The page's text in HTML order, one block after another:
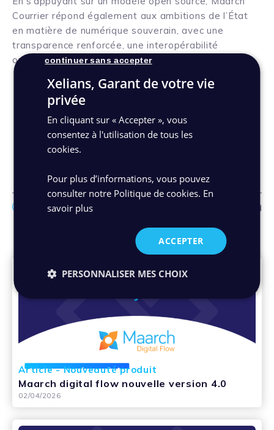
Courrier répond également aux ambitions de l’État
en matière de numérique souverain, avec une
transparence renforcée, une interopérabilité
optimale et une maîtrise durable des coûts.
Lire le communiqué de presse
Découvrez Maarch Courrier
Autres actualités
Article - Nouveauté produit
Maarch digital flow nouvelle version 4.0
02/04/2026
Xelians, Garant de votre vie
privée
En cliquant sur « Accepter », vous
consentez à l'utilisation de tous les
cookies.
Pour plus d’informations, vous pouvez
consulter notre Politique de cookies. En
savoir plus
ACCEPTER
continuer sans accepter
PERSONNALISER MES CHOIX